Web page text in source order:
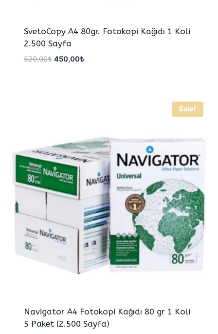
SvetoCopy A4 80gr. Fotokopi Kağıdı 1 Koli
2.500 Sayfa
520,00₺ Orijinal
450,00₺Şu
Sale!
Navigator A4 Fotokopi Kağıdı 80 gr 1 Koli
5 Paket (2.500 Sayfa)